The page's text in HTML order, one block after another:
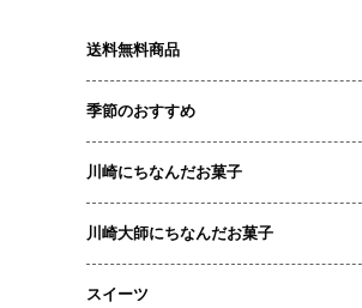
送料無料商品
季節のおすすめ
川崎にちなんだお菓子
川崎大師にちなんだお菓子
スイーツ